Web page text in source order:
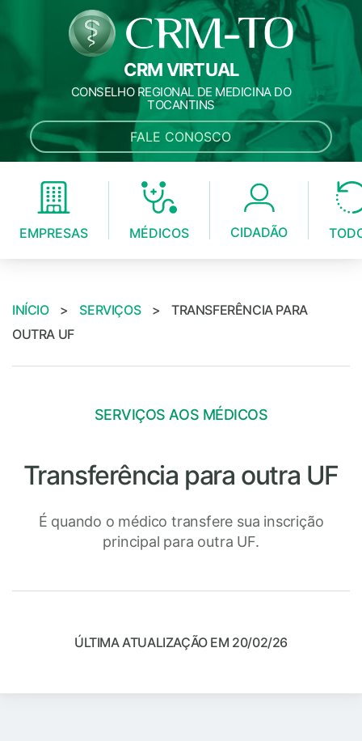
CRM VIRTUAL
CONSELHO REGIONAL DE MEDICINA DO
TOCANTINS
FALE CONOSCO
EMPRESAS MÉDICOS CIDADÃO
INÍCIO > SERVIÇOS >
TRANSFERÊNCIA PARA
OUTRA UF
SERVIÇOS AOS MÉDICOS
Transferência para outra UF
É quando o médico transfere sua inscrição
principal para outra UF.
ÚLTIMA ATUALIZAÇÃO EM 20/02/26